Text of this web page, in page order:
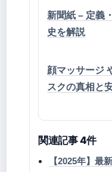
新聞紙 – 定義
史を解説
顔マッサージ
スクの真相と
関連記事 4件
【2025年】最